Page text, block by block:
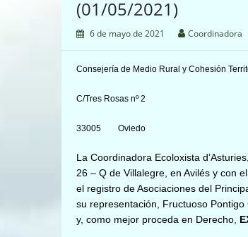
(01/05/2021)
6 de mayo de 2021 Coordinadora
Consejería de Medio Rural y Cohesión
C/Tres Rosas nº 2
33005 Oviedo
La Coordinadora Ecoloxista
26 – Q de Villalegre, en Avilés y con
el registro de Asociaciones del
su representación, Fructuoso
y, como mejor proceda en Derecho,